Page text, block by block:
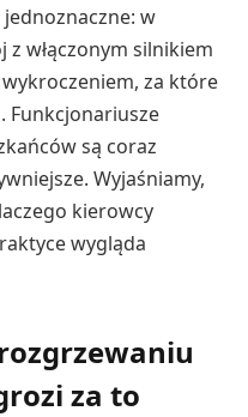
w
włączonym silnikiem
za które
. Funkcjonariusze
są coraz
Wyjaśniamy,
kierowcy
wygląda
za to